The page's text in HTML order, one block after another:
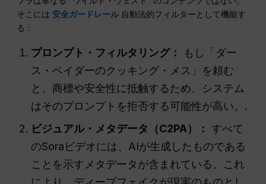
そこには安全ガードレール自動法的フィルターとして機能す
る：
プロンプト・フィルタリング：
もし「ダー
ス・ベイダーのクッキング・メス」を頼む
と、商標や安全性に抵触するため、システム
はそのプロンプトを拒否する可能性が高い。.
ビジュアル・メタデータ（C2PA）： すべて
のSoraビデオには、AIが生成したものである
ことを示すメタデータが含まれている。これ